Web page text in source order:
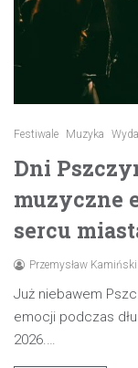
Festiwale Muzyka
Dni
muzyczne
sercu
Przemysław Kamiński
Już niebawem
emocji podczas
2026.…